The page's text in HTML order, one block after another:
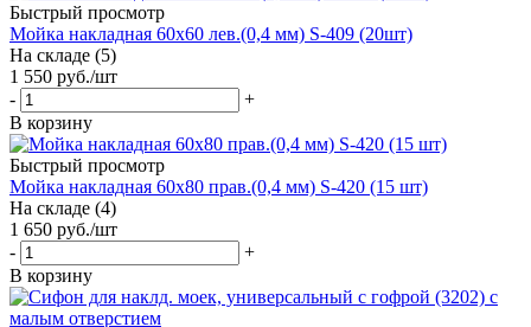
Быстрый просмотр
Мойка накладная 60х60 лев.(0,4 мм) S-409 (20шт)
На складе (5)
1 550 руб./шт
-
+
В корзину
Быстрый просмотр
Мойка накладная 60х80 прав.(0,4 мм) S-420 (15 шт)
На складе (4)
1 650 руб./шт
-
+
В корзину